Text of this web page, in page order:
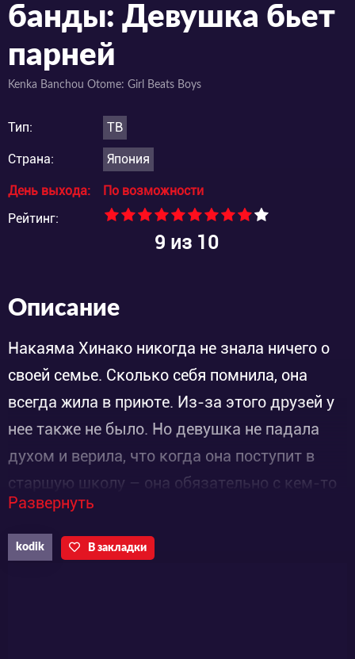
банды: Девушка бьет
парней
Kenka Banchou Otome: Girl Beats Boys
Тип: ТВ
Страна: Япония
День выхода:
По возможности
Рейтинг:
9 из 10
Описание
Накаяма Хинако никогда не знала ничего о
своей семье. Сколько себя помнила, она
всегда жила в приюте. Из-за этого друзей у
нее также не было. Но девушка не падала
духом и верила, что когда она поступит в
старшую школу – она обязательно с кем-то
подружиться. И вот, в тот момент, когда она
шла на свой первый урок в новой школе для
девочек, она сталкивается с… братом-
Развернуть
kodik В закладки